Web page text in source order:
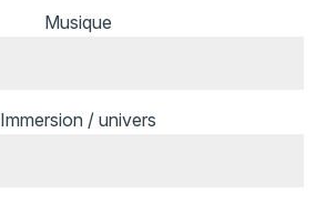
Musique
Immersion / univers